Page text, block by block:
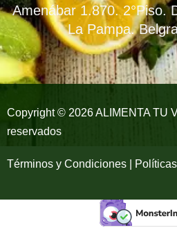
o
o
k
-
g
r
a
m
Amenábar 1.870. 2°Piso.
La Pampa.
Copyright © 2026 ALIMENTA TU
reservados
Términos y Condiciones |